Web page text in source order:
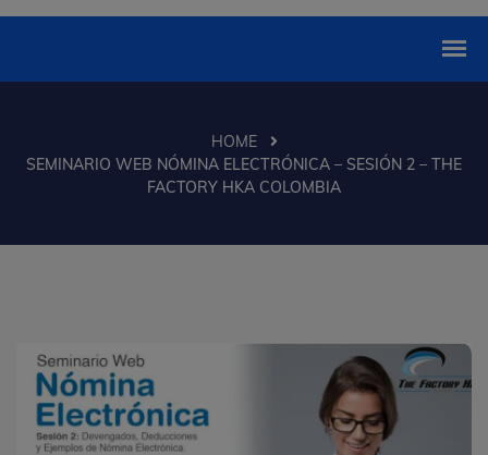
HOME
SEMINARIO WEB NÓMINA ELECTRÓNICA – SESIÓN 2 – THE
FACTORY HKA COLOMBIA